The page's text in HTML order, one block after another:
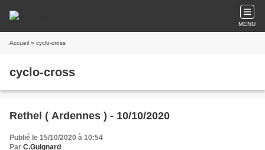
MENU
Accueil » cyclo-cross
cyclo-cross
Rethel ( Ardennes ) - 10/10/2020
Publié le 15/10/2020 à 10:54
Par C.Guignard